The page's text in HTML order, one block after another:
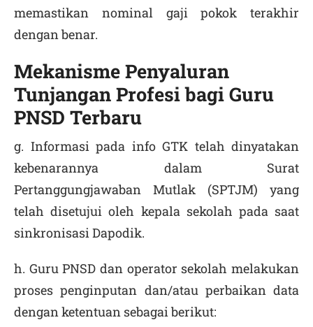
memastikan nominal gaji pokok terakhir
dengan benar.
Mekanisme Penyaluran
Tunjangan Profesi bagi Guru
PNSD Terbaru
g. Informasi pada info GTK telah dinyatakan
kebenarannya dalam Surat
Pertanggungjawaban Mutlak (SPTJM) yang
telah disetujui oleh kepala sekolah pada saat
sinkronisasi Dapodik.
h. Guru PNSD dan operator sekolah melakukan
proses penginputan dan/atau perbaikan data
dengan ketentuan sebagai berikut: